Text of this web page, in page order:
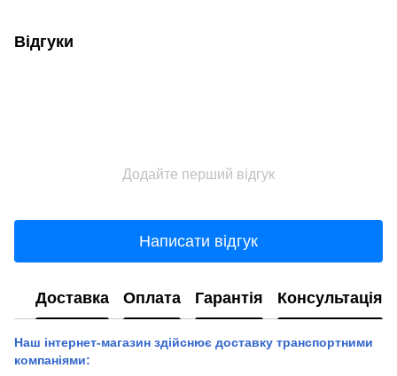
Відгуки
Додайте перший відгук
Написати відгук
Доставка Оплата Гарантія Консультація
Наш інтернет-магазин здійснює доставку транспортними
компаніями: